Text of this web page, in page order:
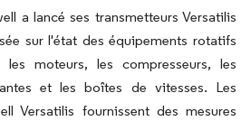
a lancé ses transmetteurs Versatilis
sur l'état des équipements rotatifs
moteurs, les compresseurs, les
et les boîtes de vitesses. Les
Versatilis fournissent des mesures